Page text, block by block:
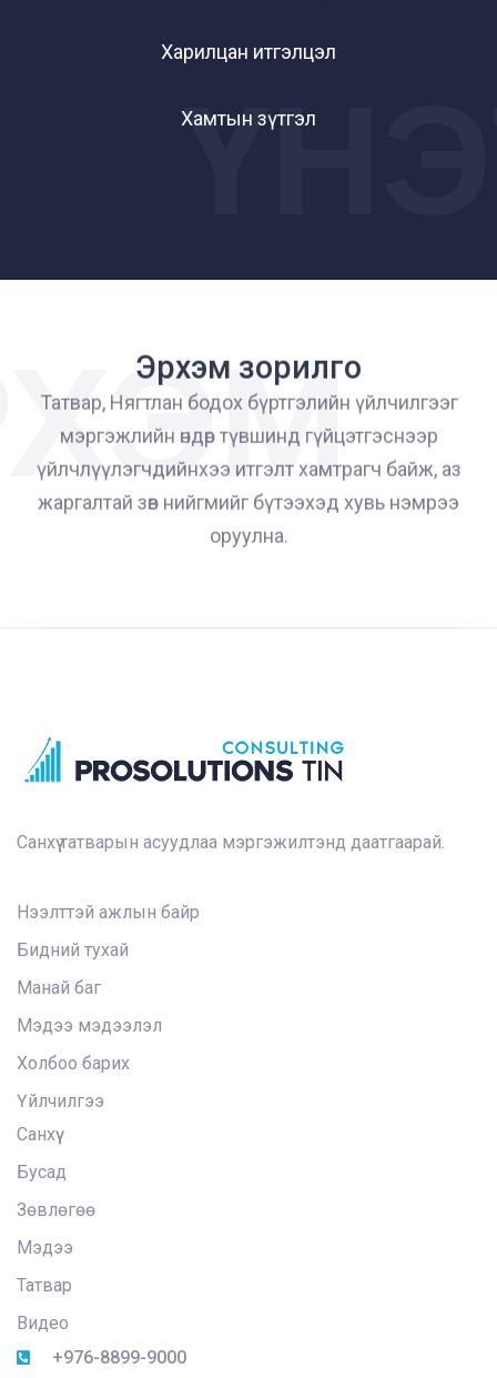
Харилцан итгэлцэл
Хамтын зүтгэл
Эрхэм зорилго
Татвар, Нягтлан бодох бүртгэлийн үйлчилгээг
мэргэжлийн өндөр түвшинд гүйцэтгэснээр
үйлчлүүлэгчдийнхээ итгэлт хамтрагч байж, аз
жаргалтай зөв нийгмийг бүтээхэд хувь нэмрээ
оруулна.
Санхүү татварын асуудлаа мэргэжилтэнд даатгаарай.
Нээлттэй ажлын байр
Бидний тухай
Манай баг
Мэдээ мэдээлэл
Холбоо барих
Үйлчилгээ
Санхүү
Бусад
Зөвлөгөө
Мэдээ
Татвар
Видео
+976-8899-9000